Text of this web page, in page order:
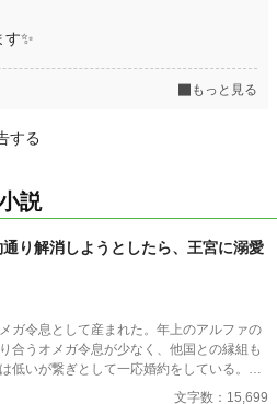
✨
もっと見る
する
説
り解消しようとしたら、王宮に溺愛
ガ令息として産まれた。年上のアルファの
合うオメガ令息が少なく、他国との縁組も
低いが繋ぎとして一応婚約をしている。王
慕っており、初恋の人ではあるけれど、契
文字数：15,699